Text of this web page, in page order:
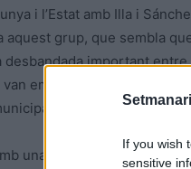
If you wish
sensitive
i l’Estat amb Illa i
aquest grup, que sembla
desbandada important
emportar una bona
a la nostra ciutat.
una ERC i un PSC